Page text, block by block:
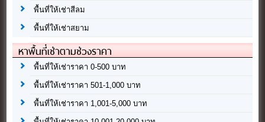
พื้นที่ให้เช่าสีลม
พื้นที่ให้เช่าสยาม
หาพื้นที่เช่าตามช่วงราคา
พื้นที่ให้เช่าราคา 0-500 บาท
พื้นที่ให้เช่าราคา 501-1,000 บาท
พื้นที่ให้เช่าราคา 1,001-5,000 บาท